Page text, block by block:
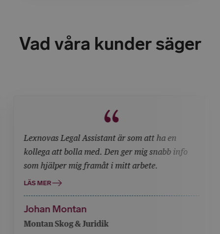
Vad våra kunder säger
Lexnovas Legal Assistant är som att ha en
kollega att bolla med. Den ger mig snabb info
som hjälper mig framåt i mitt arbete.
LÄS MER
Johan Montan
Montan Skog & Juridik